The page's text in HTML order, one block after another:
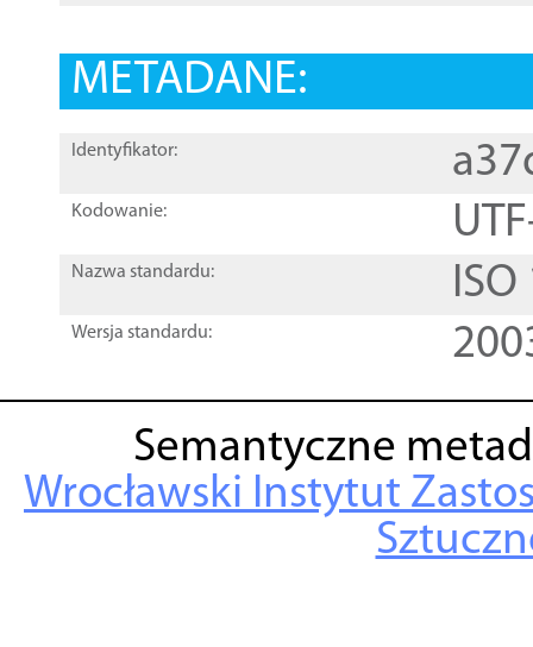
METADANE:
Identyfikator:
Kodowanie:
Nazwa standardu:
Wersja standardu:
Semantyczne
Wrocławski Instytut